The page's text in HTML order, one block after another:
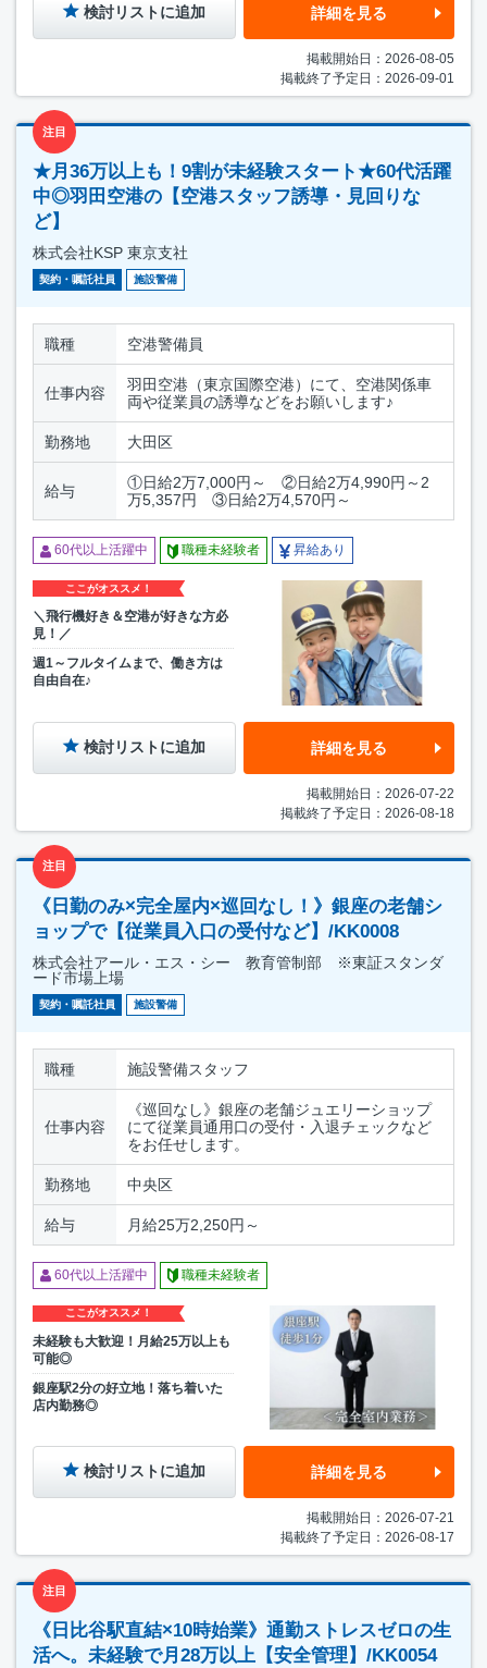
検討リストに追加 詳細を見る
掲載開始日：2026-08-05
掲載終了予定日：2026-09-01
注目
★月36万以上も！9割が未経験スタート★60代活躍
中◎羽田空港の【空港スタッフ誘導・見回りな
ど】
株式会社KSP 東京支社
契約・嘱託社員 施設警備
職種 空港警備員
仕事内容
羽田空港（東京国際空港）にて、空港関係車
両や従業員の誘導などをお願いします♪
勤務地 大田区
給与
①日給2万7,000円～ ②日給2万4,990円～2
万5,357円 ③日給2万4,570円～
60代以上活躍中 職種未経験者 昇給あり
ここがオススメ！
＼飛行機好き＆空港が好きな方必
見！／
週1～フルタイムまで、働き方は
自由自在♪
検討リストに追加 詳細を見る
掲載開始日：2026-07-22
掲載終了予定日：2026-08-18
注目
《日勤のみ×完全屋内×巡回なし！》銀座の老舗シ
ョップで【従業員入口の受付など】/KK0008
株式会社アール・エス・シー 教育管制部 ※東証スタンダ
ード市場上場
契約・嘱託社員 施設警備
職種 施設警備スタッフ
仕事内容
《巡回なし》銀座の老舗ジュエリーショップ
にて従業員通用口の受付・入退チェックなど
をお任せします。
勤務地 中央区
給与 月給25万2,250円～
60代以上活躍中 職種未経験者
ここがオススメ！
未経験も大歓迎！月給25万以上も
可能◎
銀座駅2分の好立地！落ち着いた
店内勤務◎
検討リストに追加 詳細を見る
掲載開始日：2026-07-21
掲載終了予定日：2026-08-17
注目
《日比谷駅直結×10時始業》通勤ストレスゼロの生
活へ。未経験で月28万以上【安全管理】/KK0054